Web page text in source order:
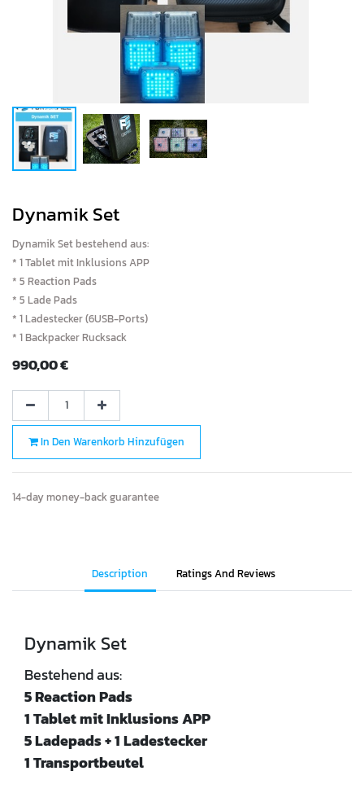
Dynamik Set
Dynamik Set bestehend aus:
* 1 Tablet mit Inklusions APP
* 5 Reaction Pads
* 5 Lade Pads
* 1 Ladestecker (6USB-Ports)
* 1 Backpacker Rucksack
990,00€
In Den Warenkorb Hinzufügen
14-day money-back guarantee
Description Ratings And Reviews
Dynamik Set
Bestehend aus:
5 Reaction Pads
1 Tablet mit Inklusions APP
5 Ladepads + 1 Ladestecker
1 Transportbeutel